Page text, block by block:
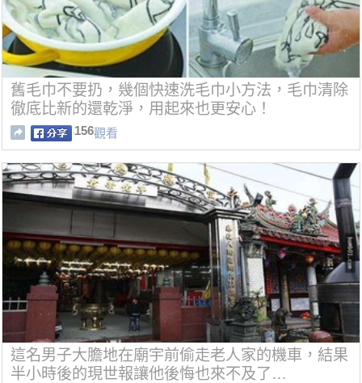
舊毛巾不要扔，幾個快速洗毛巾小方法，毛巾清除
徹底比新的還乾淨，用起來也更安心！
156觀看
這名男子大膽地在廟宇前偷走老人家的機車，結果
半小時後的現世報讓他後悔也來不及了…